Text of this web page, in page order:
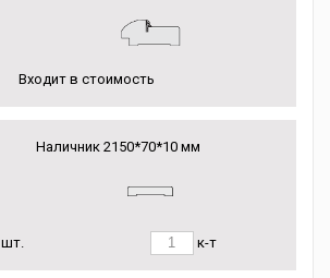
Входит в стоимость
Наличник 2150*70*10 мм
шт. к-т